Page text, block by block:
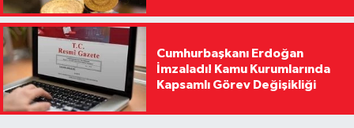
Cumhurbaşkanı Erdoğan
İmzaladı! Kamu Kurumlarında
Kapsamlı Görev Değişikliği